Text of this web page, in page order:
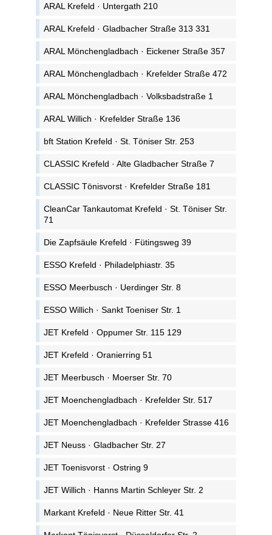
ARAL Krefeld · Untergath 210
ARAL Krefeld · Gladbacher Straße 313 331
ARAL Mönchengladbach · Eickener Straße 357
ARAL Mönchengladbach · Krefelder Straße 472
ARAL Mönchengladbach · Volksbadstraße 1
ARAL Willich · Krefelder Straße 136
bft Station Krefeld · St. Töniser Str. 253
CLASSIC Krefeld · Alte Gladbacher Straße 7
CLASSIC Tönisvorst · Krefelder Straße 181
CleanCar Tankautomat Krefeld · St. Töniser Str.
71
Die Zapfsäule Krefeld · Fütingsweg 39
ESSO Krefeld · Philadelphiastr. 35
ESSO Meerbusch · Uerdinger Str. 8
ESSO Willich · Sankt Toeniser Str. 1
JET Krefeld · Oppumer Str. 115 129
JET Krefeld · Oranierring 51
JET Meerbusch · Moerser Str. 70
JET Moenchengladbach · Krefelder Str. 517
JET Moenchengladbach · Krefelder Strasse 416
JET Neuss · Gladbacher Str. 27
JET Toenisvorst · Ostring 9
JET Willich · Hanns Martin Schleyer Str. 2
Markant Krefeld · Neue Ritter Str. 41